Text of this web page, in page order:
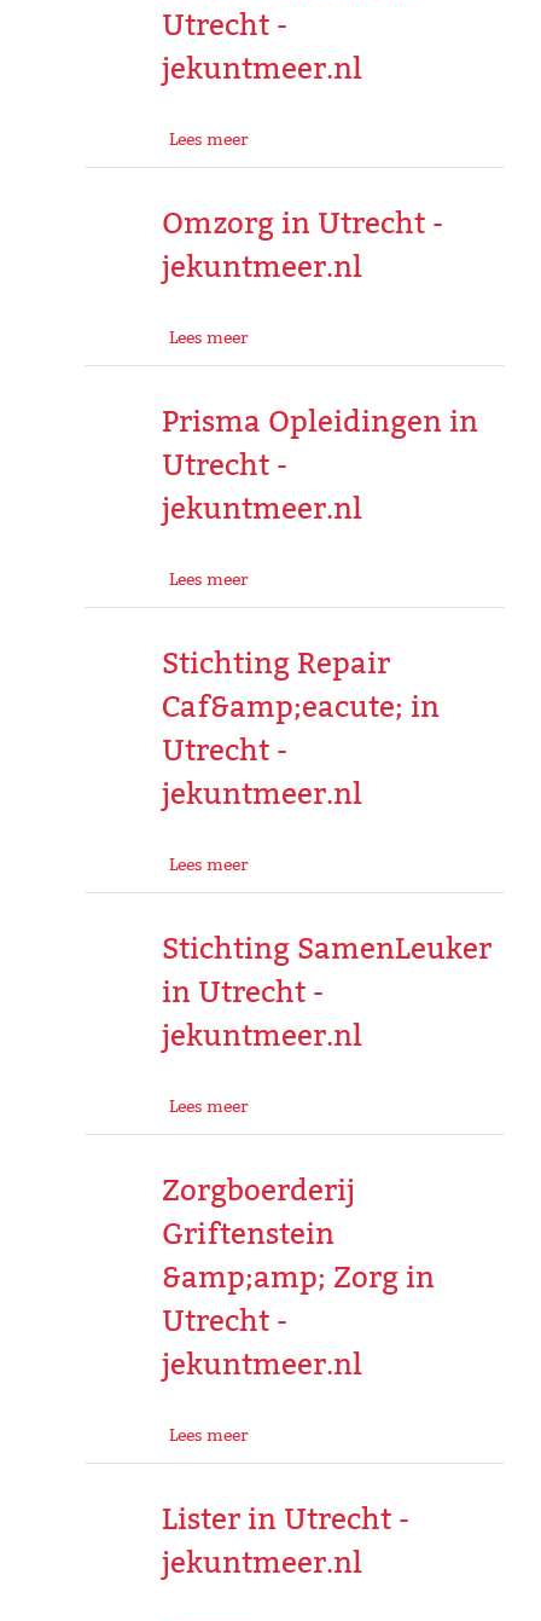
Utrecht -
jekuntmeer.nl
Lees meer
Omzorg in Utrecht -
jekuntmeer.nl
Lees meer
Prisma Opleidingen in
Utrecht -
jekuntmeer.nl
Lees meer
Stichting Repair
Caf&amp;eacute; in
Utrecht -
jekuntmeer.nl
Lees meer
Stichting SamenLeuker
in Utrecht -
jekuntmeer.nl
Lees meer
Zorgboerderij
Griftenstein
&amp;amp; Zorg in
Utrecht -
jekuntmeer.nl
Lees meer
Lister in Utrecht -
jekuntmeer.nl